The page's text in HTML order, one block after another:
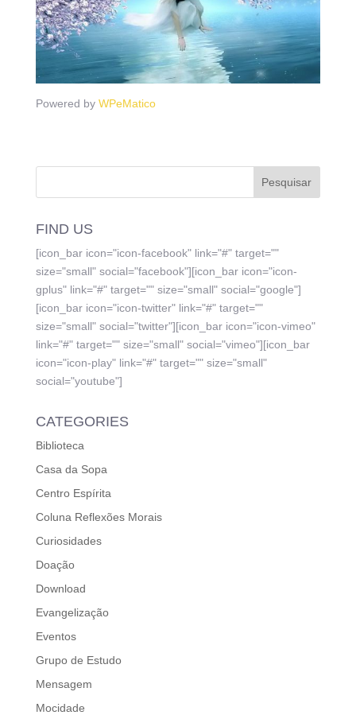
Powered by WPeMatico
FIND US
[icon_bar icon="icon-facebook" link="#" target=""
size="small" social="facebook"][icon_bar icon="icon-
gplus" link="#" target="" size="small" social="google"]
[icon_bar icon="icon-twitter" link="#" target=""
size="small" social="twitter"][icon_bar icon="icon-vimeo"
link="#" target="" size="small" social="vimeo"][icon_bar
icon="icon-play" link="#" target="" size="small"
social="youtube"]
CATEGORIES
Biblioteca
Casa da Sopa
Centro Espírita
Coluna Reflexões Morais
Curiosidades
Doação
Download
Evangelização
Eventos
Grupo de Estudo
Mensagem
Mocidade